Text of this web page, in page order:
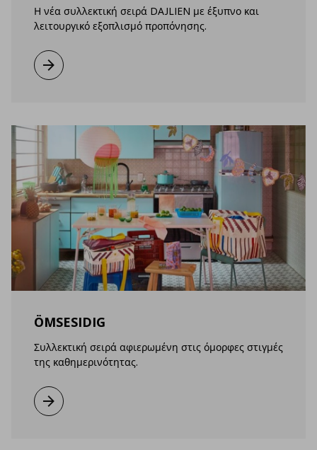
Η νέα συλλεκτική σειρά DAJLIEN με έξυπνο και
λειτουργικό εξοπλισμό προπόνησης.
Μάθετε περισσότερα
ÖMSESIDIG
Συλλεκτική σειρά αφιερωμένη στις όμορφες στιγμές
της καθημερινότητας.
Μάθετε περισσότερα